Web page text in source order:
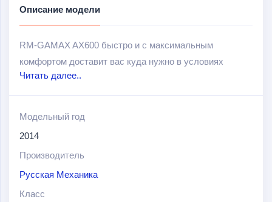
Описание модели
RM-GAMAX AX600 быстро и с максимальным
комфортом доставит вас куда нужно в условиях
бездорожья.
улучшенный вариатор с раздаточной коробкой,
настраиваемый привод (с легкостью можно включать
как полный, так и половинный привод), невероятно
мощный двигатель, независимая подвеска и отлично
Читать далее..
Модельный год
2014
Производитель
Русская Механика
Класс